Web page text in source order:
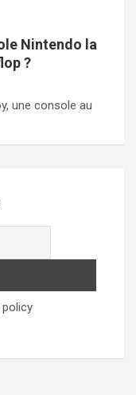
Nintendo la
?
une console au